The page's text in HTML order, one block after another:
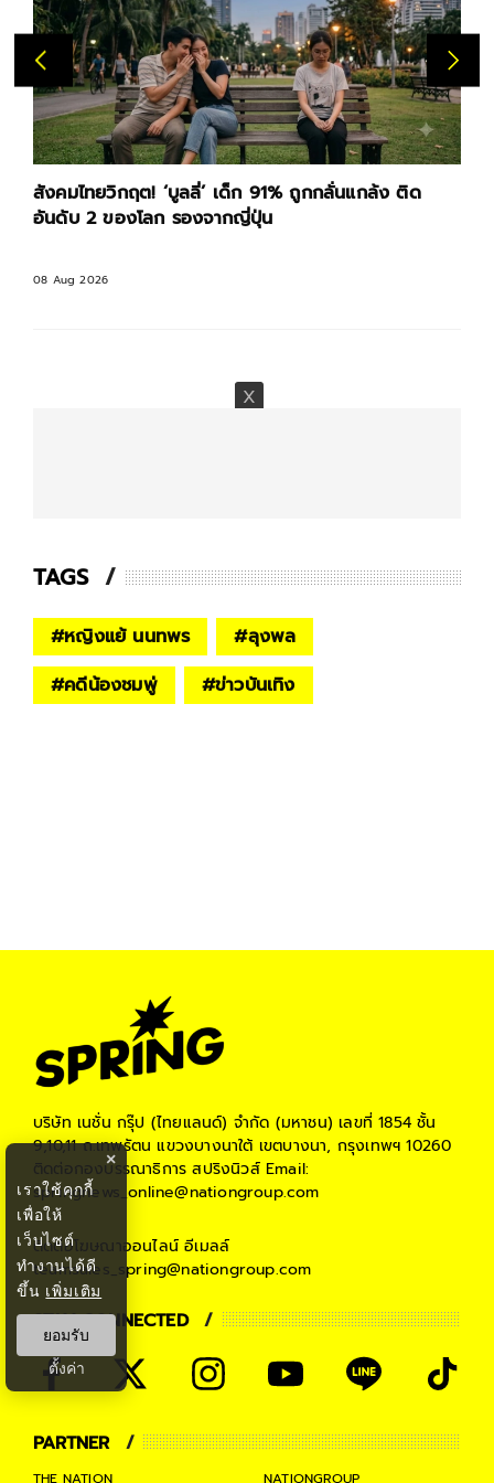
สังคมไทยวิกฤต! ‘บูลลี่’ เด็ก 91% ถูกกลั่นแกล้ง ติด
อันดับ 2 ของโลก รองจากญี่ปุ่น
08 Aug 2026
TAGS
#หญิงแย้ นนทพร #ลุงพล
#คดีน้องชมพู่ #ข่าวบันเทิง
บริษัท เนชั่น กรุ๊ป (ไทยแลนด์) จำกัด (มหาชน) เลขที่ 1854 ชั้น
9,10,11 ถ.เทพรัตน แขวงบางนาใต้ เขตบางนา, กรุงเทพฯ 10260
ติดต่อกองบรรณาธิการ สปริงนิวส์Email:
springnews_online@nationgroup.com
ติดต่อโฆษณาออนไลน์ อีเมลล์
teamsales_spring@nationgroup.com
STAY CONNECTED
PARTNER
×
เราใช้คุกกี้
เพื่อให้
เว็บไซต์
ทำงานได้ดี
ขึ้น เพิ่มเติม
ยอมรับ
ตั้งค่า